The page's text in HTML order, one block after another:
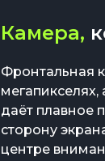
Камера,
Фронтальная
мегапикселях,
даёт плавное
сторону
центре